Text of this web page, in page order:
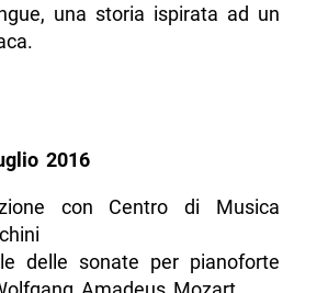
una storia ispirata ad un
2016
con Centro di Musica
delle sonate per pianoforte